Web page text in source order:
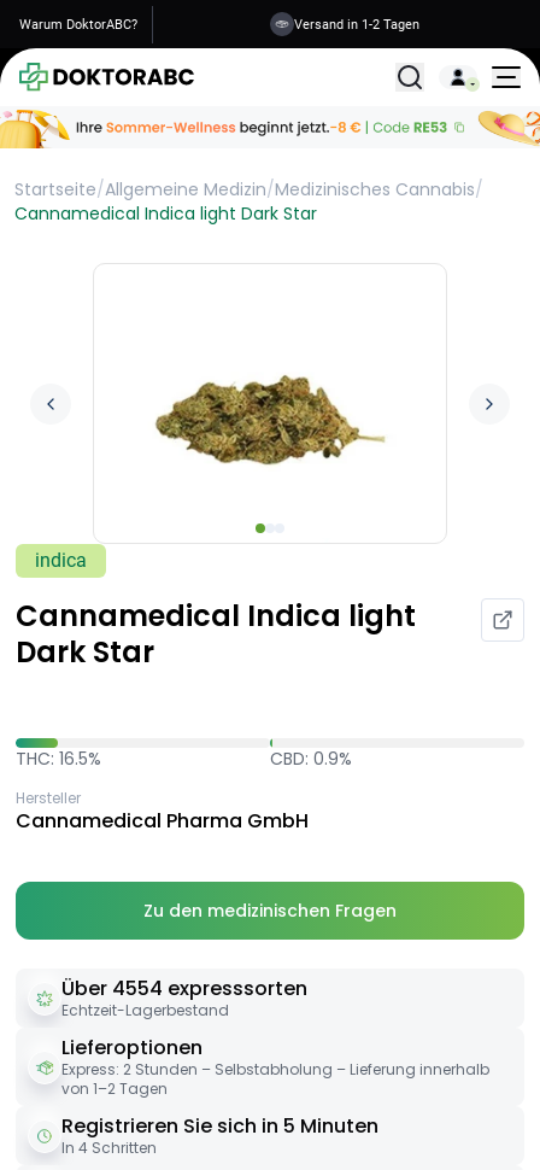
Warum DoktorABC? Versand in 1-2 Tagen
Alle
Startseite/Allgemeine Medizin/Medizinisches Cannabis/
Cannamedical Indica light Dark Star
indica
Cannamedical Indica light
Dark Star
THC: 16.5% CBD: 0.9%
Hersteller
Cannamedical Pharma GmbH
Zu den medizinischen Fragen
Über 4554 expresssorten
Echtzeit-Lagerbestand
Lieferoptionen
Express: 2 Stunden – Selbstabholung – Lieferung innerhalb
von 1–2 Tagen
Registrieren Sie sich in 5 Minuten
In 4 Schritten